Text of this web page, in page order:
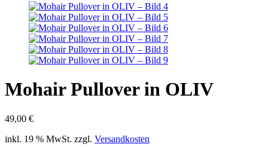
Mohair Pullover in OLIV
49,00 €
inkl. 19 % MwSt. zzgl. Versandkosten